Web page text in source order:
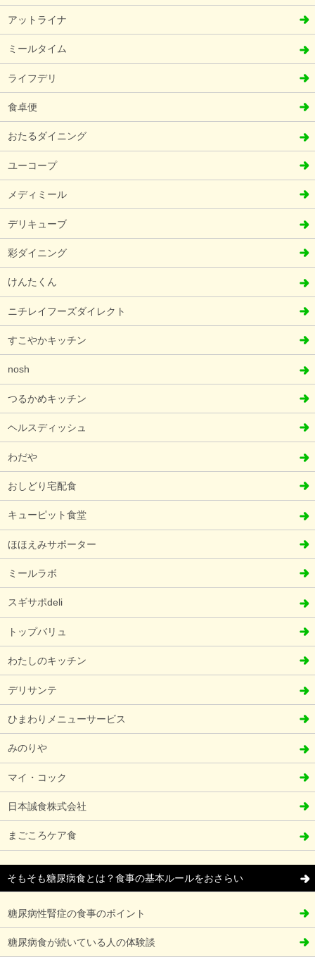
アットライナ
ミールタイム
ライフデリ
食卓便
おたるダイニング
ユーコープ
メディミール
デリキューブ
彩ダイニング
けんたくん
ニチレイフーズダイレクト
すこやかキッチン
nosh
つるかめキッチン
ヘルスディッシュ
わだや
おしどり宅配食
キューピット食堂
ほほえみサポーター
ミールラボ
スギサポdeli
トップバリュ
わたしのキッチン
デリサンテ
ひまわりメニューサービス
みのりや
マイ・コック
日本誠食株式会社
まごころケア食
そもそも糖尿病食とは？食事の基本ルールをおさらい
糖尿病性腎症の食事のポイント
糖尿病食が続いている人の体験談